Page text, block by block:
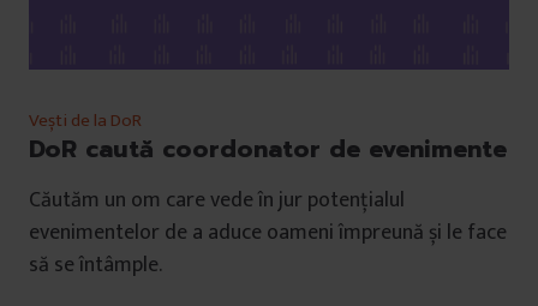
Vești de la DoR
DoR caută coordonator de evenimente
Căutăm un om care vede în jur potențialul
evenimentelor de a aduce oameni împreună și le face
să se întâmple.